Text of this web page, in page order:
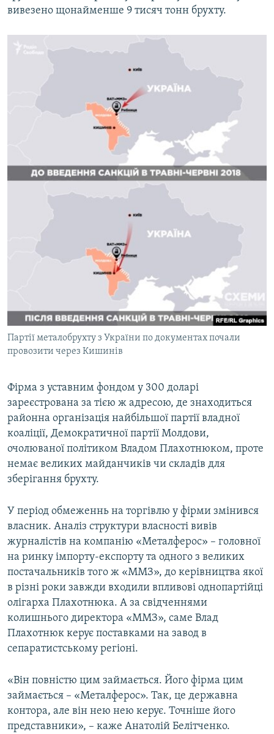
вивезено щонайменше 9 тисяч тонн брухту.
Партії металобрухту з України по документах почали
провозити через Кишинів
Фірма з уставним фондом у 300 доларі
зареєстрована за тією ж адресою, де знаходиться
районна організація найбільшої партії владної
коаліції, Демократичної партії Молдови,
очолюваної політиком Владом Плахотнюком, проте
немає великих майданчиків чи складів для
зберігання брухту.
У період обмеженнь на торгівлю у фірми змінився
власник. Аналіз структури власності вивів
журналістів на компанію «Металферос» – головної
на ринку імпорту-експорту та одного з великих
постачальників того ж «ММЗ», до керівництва якої
в різні роки завжди входили впливові однопартійці
олігарха Плахотнюка. А за свідченнями
колишнього директора «ММЗ», саме Влад
Плахотнюк керує поставками на завод в
сепаратистському регіоні.
«Він повністю цим займається. Його фірма цим
займається – «Металферос». Так, це державна
контора, але він нею нею керує. Точніше його
представники», – каже Анатолій Белітченко.